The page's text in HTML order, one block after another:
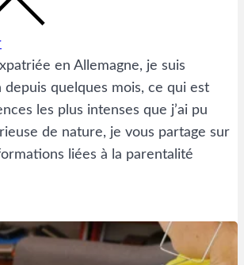
en Allemagne, je suis
quelques mois, ce qui est
les plus intenses que j’ai pu
de nature, je vous partage sur
liées à la parentalité